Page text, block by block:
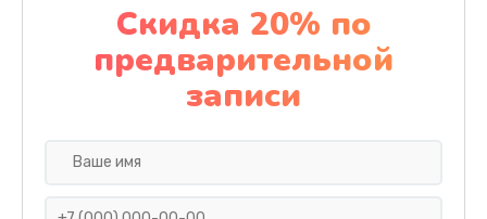
Замена дисплея (экрана)
2000 руб.
Заказать
Ремонт платы электроники
Скидка 20% по
предварительной
записи